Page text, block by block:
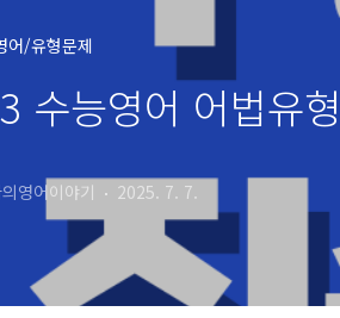
어/유형문제
수능영어 어법유
영어이야기 2025. 7. 7.